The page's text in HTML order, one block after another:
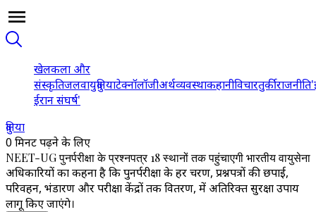
खेलकला और
संस्कृतिजलवायुदुनियाटेक्नॉलॉजीअर्थव्यवस्थाकहानीविचारतुर्कीराजनीति
ईरान संघर्ष'
दुनिया
0 मिनट पढ़ने के लिए
NEET-UG पुनर्परीक्षा के प्रश्नपत्र 18 स्थानों तक पहुंचाएगी भारतीय वायुसेना
अधिकारियों का कहना है कि पुनर्परीक्षा के हर चरण, प्रश्नपत्रों की छपाई,
परिवहन, भंडारण और परीक्षा केंद्रों तक वितरण, में अतिरिक्त सुरक्षा उपाय
लागू किए जाएंगे।